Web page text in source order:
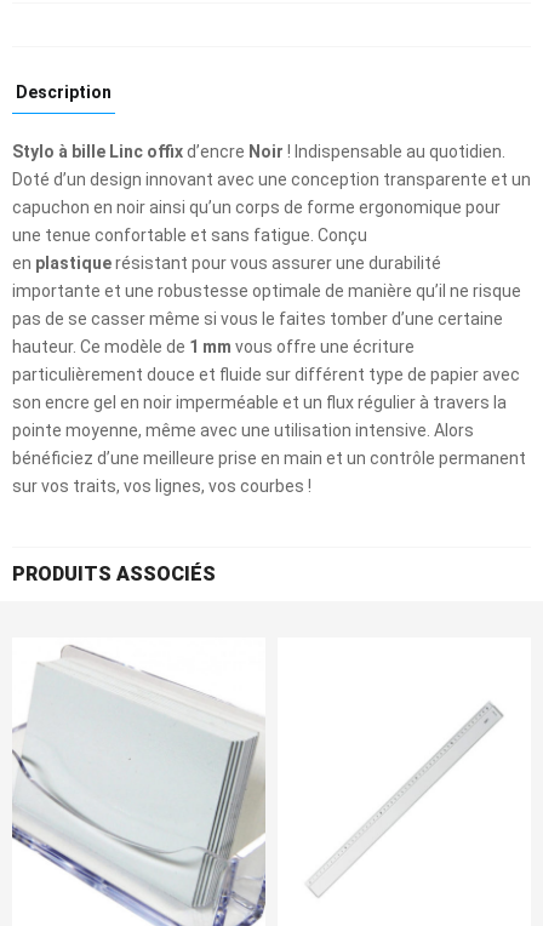
Description
Stylo à bille Linc offixd’encre Noir ! Indispensable au quotidien.
Doté d’un design innovant avec une conception transparente et un
capuchon en noir ainsi qu’un corps de forme ergonomique pour
une tenue confortable et sans fatigue. Conçu
en plastiquerésistant pour vous assurer une durabilité
importante et une robustesse optimale de manière qu’il ne risque
pas de se casser même si vous le faites tomber d’une certaine
hauteur. Ce modèle de 1 mm vous offre une écriture
particulièrement douce et fluide sur différent type de papier avec
son encre gel en noir imperméable et un flux régulier à travers la
pointe moyenne, même avec une utilisation intensive. Alors
bénéficiez d’une meilleure prise en main et un contrôle permanent
sur vos traits, vos lignes, vos courbes !
PRODUITS ASSOCIÉS